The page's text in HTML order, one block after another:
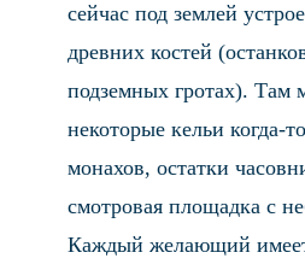
сейчас под землей
древних костей
подземных гротах). Там
некоторые кельи когда-
монахов, остатки
смотровая площадка с
Каждый желающий